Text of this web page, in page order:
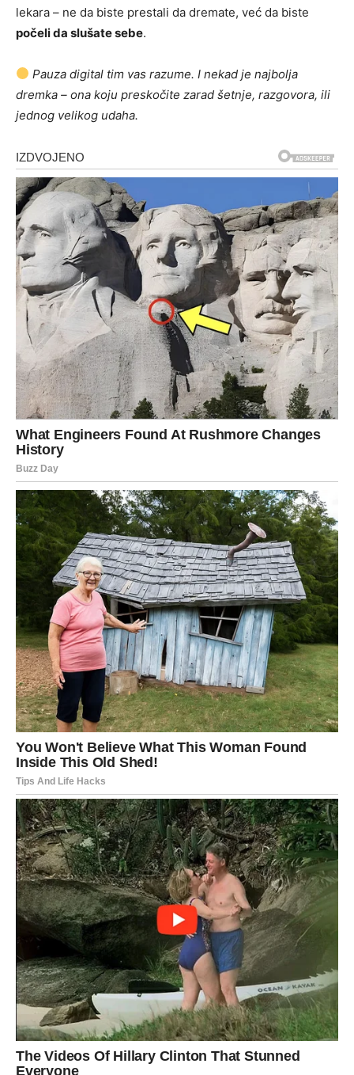
lekara – ne da biste prestali da dremate, već da biste
počeli da slušate sebe.
Pauza digital tim vas razume. I nekad je najbolja
dremka – ona koju preskočite zarad šetnje, razgovora, ili
jednog velikog udaha.